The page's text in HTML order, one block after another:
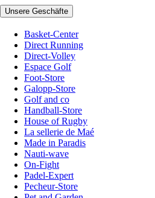
Unsere Geschäfte
Basket-Center
Direct Running
Direct-Volley
Espace Golf
Foot-Store
Galopp-Store
Golf and co
Handball-Store
House of Rugby
La sellerie de Maé
Made in Paradis
Nauti-wave
On-Fight
Padel-Expert
Pecheur-Store